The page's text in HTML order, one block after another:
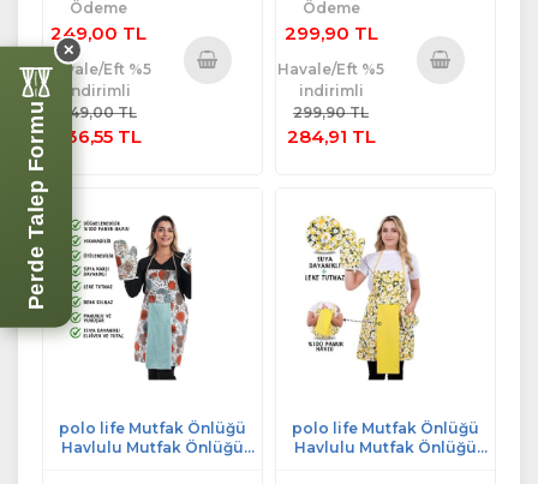
Ödeme
249,00 TL
Havale/Eft %5
indirimli
249,00 TL
236,55 TL
Ödeme
299,90 TL
Havale/Eft %5
indirimli
299,90 TL
284,91 TL
polo life Mutfak Önlüğü
Havlulu Mutfak Önlüğü
polo life Mutfak Önlüğü
Havlulu Mutfak Önlüğü
Perde Talep Formu
✕